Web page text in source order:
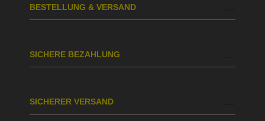
BESTELLUNG & VERSAND
SICHERE BEZAHLUNG
SICHERER VERSAND